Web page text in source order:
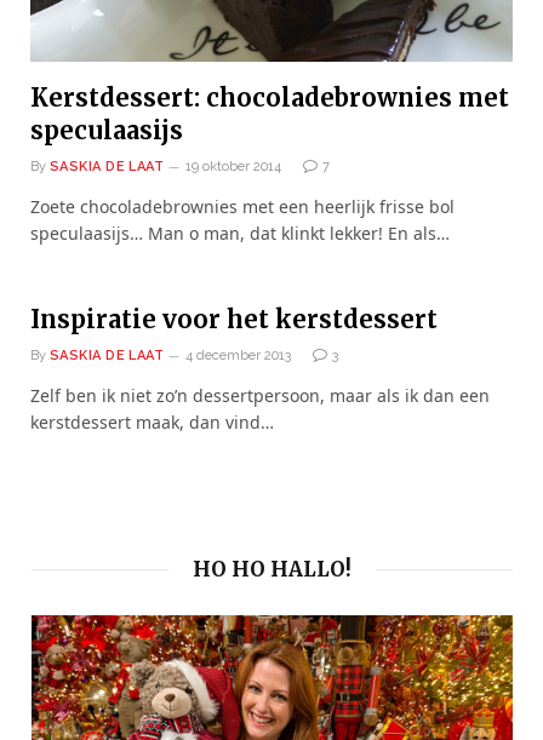
Kerstdessert: chocoladebrownies met
speculaasijs
By SASKIA DE LAAT 19 oktober 2014 7
Zoete chocoladebrownies met een heerlijk frisse bol
speculaasijs… Man o man, dat klinkt lekker! En als…
Inspiratie voor het kerstdessert
By SASKIA DE LAAT 4 december 2013 3
Zelf ben ik niet zo’n dessertpersoon, maar als ik dan een
kerstdessert maak, dan vind…
HO HO HALLO!